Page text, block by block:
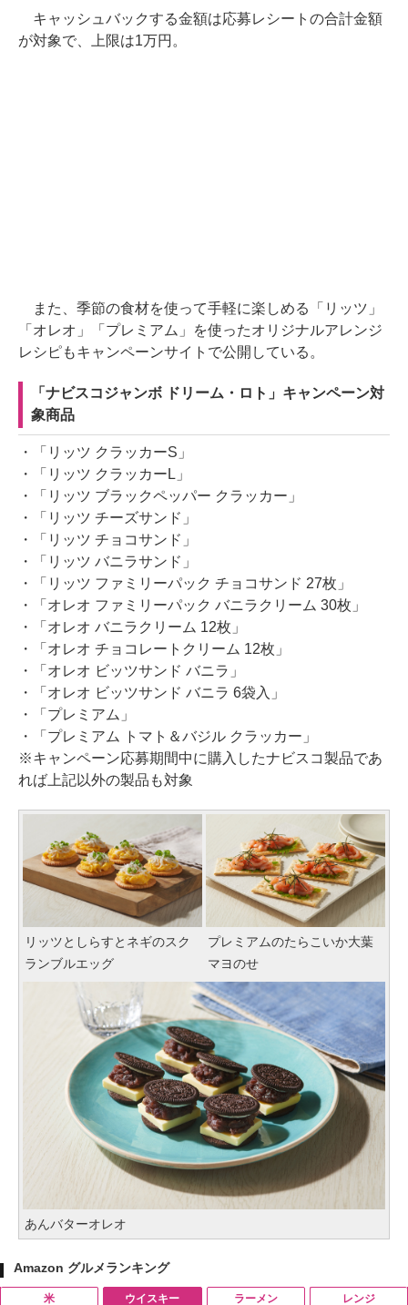
キャッシュバックする金額は応募レシートの合計金額
が対象で、上限は1万円。
また、季節の食材を使って手軽に楽しめる「リッツ」
「オレオ」「プレミアム」を使ったオリジナルアレンジ
レシピもキャンペーンサイトで公開している。
「ナビスコジャンボ ドリーム・ロト」キャンペーン対
象商品
・「リッツ クラッカーS」
・「リッツ クラッカーL」
・「リッツ ブラックペッパー クラッカー」
・「リッツ チーズサンド」
・「リッツ チョコサンド」
・「リッツ バニラサンド」
・「リッツ ファミリーパック チョコサンド 27枚」
・「オレオ ファミリーパック バニラクリーム 30枚」
・「オレオ バニラクリーム 12枚」
・「オレオ チョコレートクリーム 12枚」
・「オレオ ビッツサンド バニラ」
・「オレオ ビッツサンド バニラ 6袋入」
・「プレミアム」
・「プレミアム トマト＆バジル クラッカー」
※キャンペーン応募期間中に購入したナビスコ製品であ
れば上記以外の製品も対象
リッツとしらすとネギのスク
ランブルエッグ
プレミアムのたらこいか大葉
マヨのせ
あんバターオレオ
Amazon グルメランキング
米 ウイスキー ラーメン レンジ